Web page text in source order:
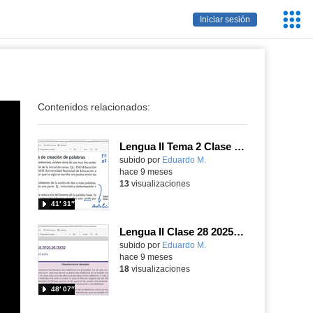
Iniciar sesión
Contenidos relacionados:
Lengua II Tema 2 Clase 29 20251111 - Siglas, acrónimos y acortamientos. El sustantivo
Contenido educativo.
subido por Eduardo M.
41′ 31″
hace 9 meses
13visualizaciones
Lengua II Clase 28 20251111 - "Obsolescencia deseada", comentario de texto resuelto
Contenido educativo.
subido por Eduardo M.
48′ 07″
hace 9 meses
18visualizaciones